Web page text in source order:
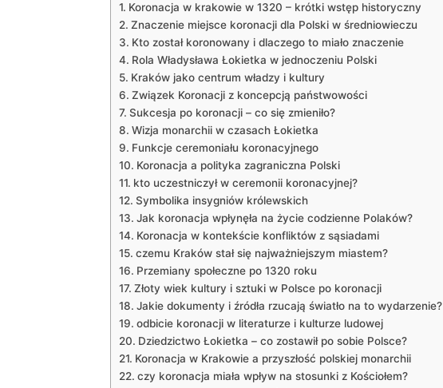
Koronacja w krakowie w‍ 1320 – krótki ⁣wstęp ⁢historyczny
Znaczenie miejsce ‌koronacji⁢ dla Polski ​w średniowieczu
Kto ⁢został koronowany ⁢i⁣ dlaczego to miało znaczenie
Rola Władysława Łokietka w jednoczeniu Polski
Kraków jako centrum władzy i ⁢kultury
Związek‌ Koronacji z‌ koncepcją państwowości
Sukcesja po koronacji – co się zmieniło?
Wizja⁤ monarchii w ⁤czasach Łokietka
Funkcje ⁤ceremoniału koronacyjnego
Koronacja a polityka zagraniczna‍ Polski
kto uczestniczył w ceremonii ‍koronacyjnej?
Symbolika insygniów królewskich
Jak ‌koronacja ‍wpłynęła na życie codzienne ⁤Polaków?
Koronacja w kontekście konfliktów z sąsiadami
czemu Kraków stał się najważniejszym miastem?
Przemiany społeczne po 1320 roku
Złoty wiek ⁢kultury i sztuki w ⁣Polsce po ​koronacji
Jakie⁢ dokumenty ⁢i źródła rzucają​ światło na ⁣to ‍wydarzenie?
odbicie koronacji ⁣w‍ literaturze i kulturze ludowej
Dziedzictwo Łokietka – co ⁢zostawił po ‌sobie Polsce?
Koronacja w Krakowie a przyszłość polskiej monarchii
czy⁣ koronacja​ miała​ wpływ na stosunki⁤ z‌ Kościołem?